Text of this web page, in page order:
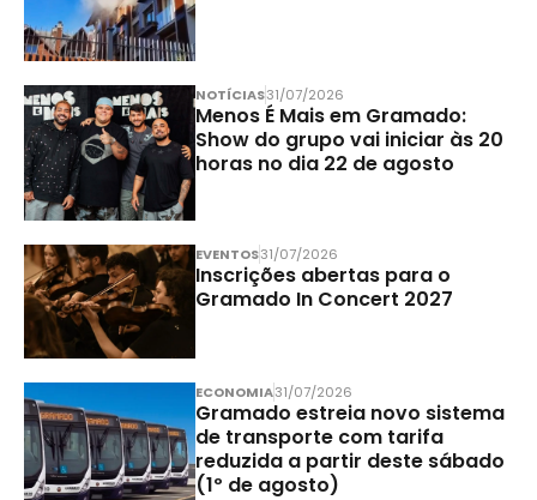
NOTÍCIAS31/07/2026
Menos É Mais em Gramado:
Show do grupo vai iniciar às 20
horas no dia 22 de agosto
EVENTOS31/07/2026
Inscrições abertas para o
Gramado In Concert 2027
ECONOMIA31/07/2026
Gramado estreia novo sistema
de transporte com tarifa
reduzida a partir deste sábado
(1º de agosto)